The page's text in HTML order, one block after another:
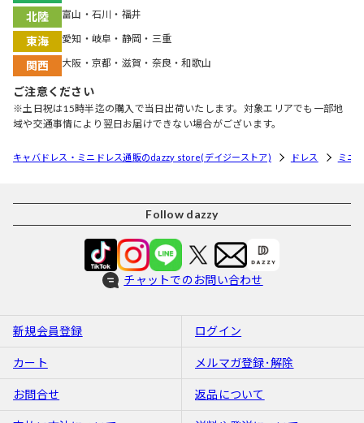
北陸 富山・石川・福井
東海 愛知・岐阜・静岡・三重
関西 大阪・京都・滋賀・奈良・和歌山
ご注意ください
※土日祝は15時半迄の購入で当日出荷いたします。対象エリアでも一部地
域や交通事情により翌日お届けできない場合がございます。
キャバドレス・ミニドレス通販のdazzy store(デイジーストア) ドレス ミニ
Follow dazzy
チャットでのお問い合わせ
新規会員登録 ログイン
カート メルマガ登録･解除
お問合せ 返品について